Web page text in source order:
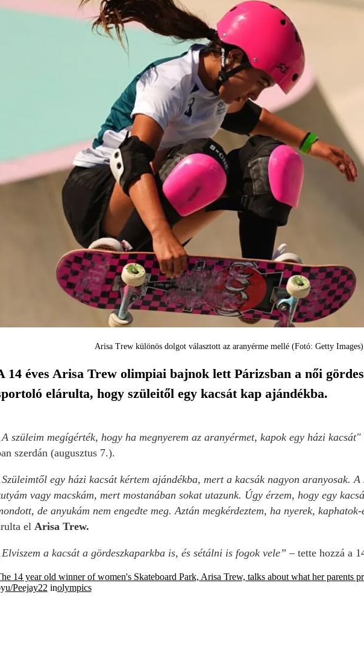
Arisa Trew különös dolgot választott az aranyérme mellé (Fotó: Getty Images)
14 éves Arisa Trew olimpiai bajnok lett Párizsban a női
elárulta, hogy szüleitől egy kacsát kap ajándékba.
szüleim megígérték, hogy ha megnyerem az aranyérmet, kapok egy házi kacsát"
szerdán (augusztus 7.).
egy házi kacsát kértem ajándékba, mert a kacsák nagyon aranyosak.
vagy macskám, mert mostanában sokat utazunk. Úgy érzem, hogy egy
de anyukám nem engedte meg. Aztán megkérdeztem, ha nyerek,
el Arisa Trew.
a kacsát a gördeszkaparkba is, és sétálni is fogok vele” – tette hozzá a
14 year old winner of women's Skateboard Park, Arisa Trew, talks about what her parents
u/Peejay22 inolympics